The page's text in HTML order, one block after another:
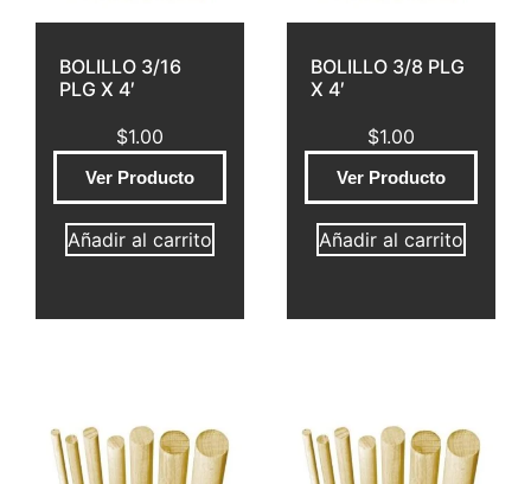
BOLILLO 3/16
PLG X 4′
$1.00
Ver Producto
Añadir al carrito
BOLILLO 3/8 PLG
X 4′
$1.00
Ver Producto
Añadir al carrito